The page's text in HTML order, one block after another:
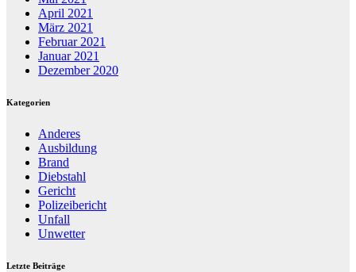
April 2021
März 2021
Februar 2021
Januar 2021
Dezember 2020
Kategorien
Anderes
Ausbildung
Brand
Diebstahl
Gericht
Polizeibericht
Unfall
Unwetter
Letzte Beiträge